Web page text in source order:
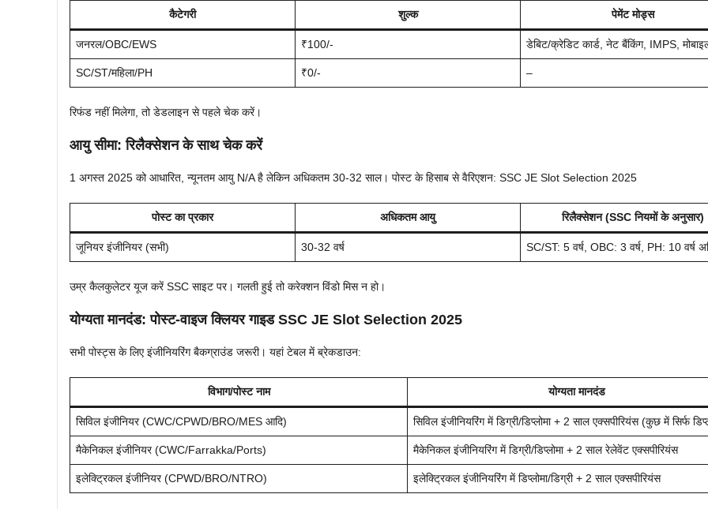
कैटेगरी शुल्क पेमेंट मोड्स
जनरल/OBC/EWS ₹100/- डेबिट/क्रेडिट कार्ड, नेट बैंकिंग, IMPS,
SC/ST/महिला/PH ₹0/- –
रिफंड नहीं मिलेगा, तो डेडलाइन से पहले चेक करें।
आयु सीमा: रिलैक्सेशन के साथ चेक करें
1 अगस्त 2025 को आधारित, न्यूनतम आयु N/A है लेकिन अधिकतम 30-32 साल। पोस्ट के हिसाब से वैरिएशन: SSC JE Slot Selection 2025
पोस्ट का प्रकार अधिकतम आयु रिलैक्सेशन (SSC नियमों के अनुसार)
जूनियर इंजीनियर (सभी) 30-32 वर्ष SC/ST: 5 वर्ष, OBC: 3 वर्ष, PH: 10 वर्ष
उम्र कैलकुलेटर यूज करें SSC साइट पर। गलती हुई तो करेक्शन विंडो मिस न हो।
योग्यता मानदंड: पोस्ट-वाइज क्लियर गाइड SSC JE Slot Selection 2025
सभी पोस्ट्स के लिए इंजीनियरिंग बैकग्राउंड जरूरी। यहां टेबल में ब्रेकडाउन:
विभाग/पोस्ट नाम योग्यता मानदंड
सिविल इंजीनियर (CWC/CPWD/BRO/MES आदि) सिविल इंजीनियरिंग में डिग्री/डिप्लोमा + 2 साल एक्सपीरियंस (कुछ में सिर्फ
मैकेनिकल इंजीनियर (CWC/Farrakka/Ports) मैकेनिकल इंजीनियरिंग में डिग्री/डिप्लोमा + 2 साल रेलेवेंट एक्सपीरियंस
इलेक्ट्रिकल इंजीनियर (CPWD/BRO/NTRO) इलेक्ट्रिकल इंजीनियरिंग में डिप्लोमा/डिग्री + 2 साल एक्सपीरियंस